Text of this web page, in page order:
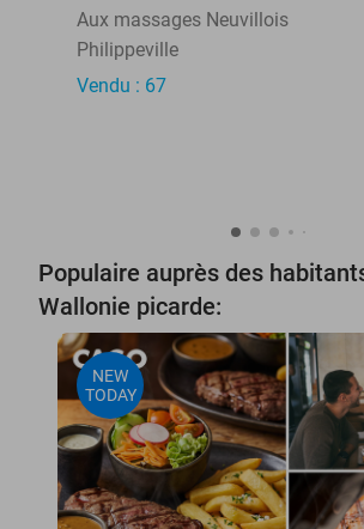
Aux massages Neuvillois
Philippeville
Vendu : 67
Populaire auprès des
Wallonie picarde:
NEW
TODAY